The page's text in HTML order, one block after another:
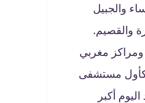
والجبيل
والقصيم.
مغربي
مدينة جدة في عام 1955 كأول مستشفى
أكبر